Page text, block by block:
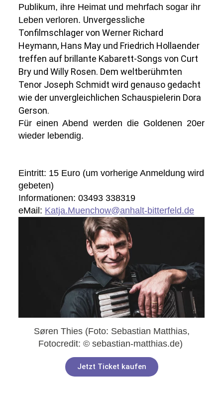
Søren Thies (Foto: Sebastian Matthias,
Fotocredit: © sebastian-matthias.de)
Publikum, ihre Heimat und mehrfach sogar ihr
Leben verloren. Unvergessliche
Tonfilmschlager von Werner Richard
Heymann, Hans May und Friedrich Hollaender
treffen auf brillante Kabarett-Songs von Curt
Bry und Willy Rosen. Dem weltberühmten
Tenor Joseph Schmidt wird genauso gedacht
wie der unvergleichlichen Schauspielerin Dora
Gerson.
Für einen Abend werden die Goldenen 20er
wieder lebendig.
Eintritt: 15 Euro (um vorherige Anmeldung wird
gebeten)
Informationen: 03493 338319
eMail: Katja.Muenchow@anhalt-bitterfeld.de
Jetzt Ticket kaufen